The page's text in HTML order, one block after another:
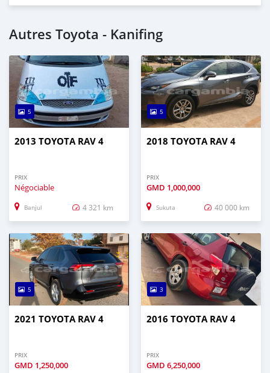
Autres Toyota - Kanifing
5
2013 TOYOTA RAV 4
PRIX
Négociable
Banjul 4 321 km
5
2018 TOYOTA RAV 4
PRIX
GMD 1,000,000
Sukuta 40 000 km
5
2021 TOYOTA RAV 4
PRIX
GMD 1,250,000
3
2016 TOYOTA RAV 4
PRIX
GMD 6,250,000